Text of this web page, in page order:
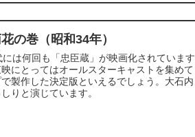
の巻（昭和34年）
は何回も「忠臣蔵」が映画化されています
にとってはオールスターキャストを集めて
製作した決定版といえるでしょう。大石内
りと演じています。